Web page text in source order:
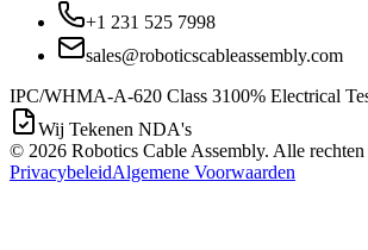
+1 231 525 7998
sales@roboticscableassembly.com
IPC/WHMA-A-620 Class 3100% Electrical
Wij Tekenen NDA's
© 2026 Robotics Cable Assembly. Alle
PrivacybeleidAlgemene Voorwaarden